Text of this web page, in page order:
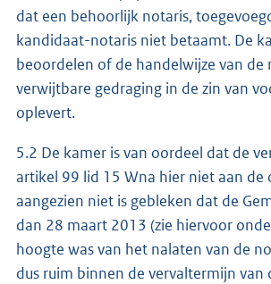
dat een behoorlijk notaris,
kandidaat-notaris niet betaamt. De
beoordelen of de handelwijze van de
verwijtbare gedraging in de zin van
oplevert.
5.2 De kamer is van oordeel dat de
artikel 99 lid 15 Wna hier niet aan de
aangezien niet is gebleken dat de
dan 28 maart 2013 (zie hiervoor
hoogte was van het nalaten van de
dus ruim binnen de vervaltermijn van